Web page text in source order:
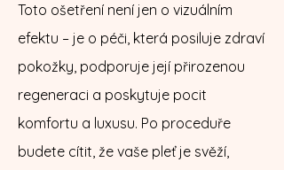
Toto ošetření není jen o vizuálním
efektu – je o péči, která posiluje zdraví
pokožky, podporuje její přirozenou
regeneraci a poskytuje pocit
komfortu a luxusu. Po proceduře
budete cítit, že vaše pleť je svěží,